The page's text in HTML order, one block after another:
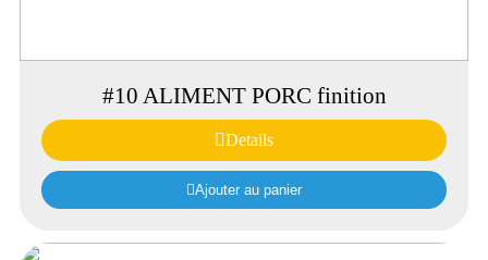
#10 ALIMENT PORC finition
Details
Ajouter au panier